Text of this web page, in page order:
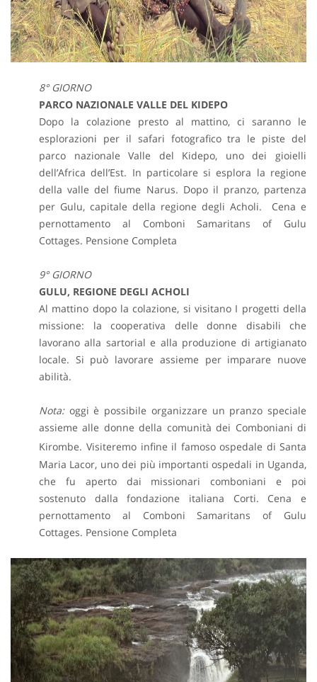
8° GIORNO
PARCO NAZIONALE VALLE DEL KIDEPO
Dopo la colazione presto al mattino, ci saranno le
esplorazioni per il safari fotografico tra le piste del
parco nazionale Valle del Kidepo, uno dei gioielli
dell’Africa dell’Est. In particolare si esplora la regione
della valle del fiume Narus. Dopo il pranzo, partenza
per Gulu, capitale della regione degli Acholi. Cena e
pernottamento al Comboni Samaritans of Gulu
Cottages. Pensione Completa
9° GIORNO
GULU, REGIONE DEGLI ACHOLI
Al mattino dopo la colazione, si visitano I progetti della
missione: la cooperativa delle donne disabili che
lavorano alla sartorial e alla produzione di artigianato
locale. Si può lavorare assieme per imparare nuove
abilità.
Nota:oggi è possibile organizzare un pranzo speciale
assieme alle donne della comunità dei Comboniani di
Kirombe. Visiteremo infine il famoso ospedale di Santa
Maria Lacor, uno dei più importanti ospedali in Uganda,
che fu aperto dai missionari comboniani e poi
sostenuto dalla fondazione italiana Corti. Cena e
pernottamento al Comboni Samaritans of Gulu
Cottages. Pensione Completa